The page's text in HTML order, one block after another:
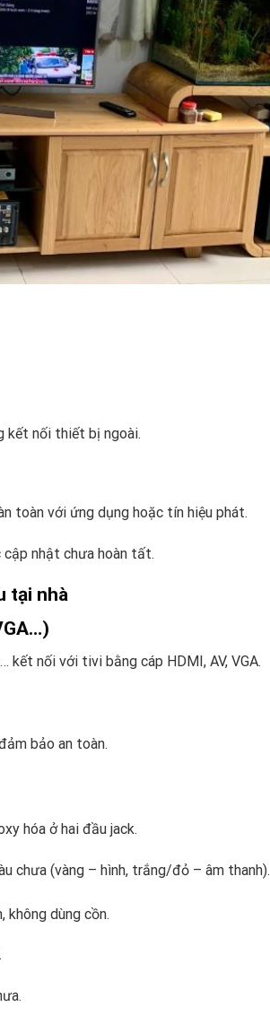
kết nối thiết bị ngoài.
toàn với ứng dụng hoặc tín hiệu phát.
nhật chưa hoàn tất.
tại nhà
kết nối với tivi bằng cáp HDMI, AV, VGA.
bảo an toàn.
hóa ở hai đầu jack.
chưa (vàng – hình, trắng/đỏ – âm thanh).
không dùng cồn.